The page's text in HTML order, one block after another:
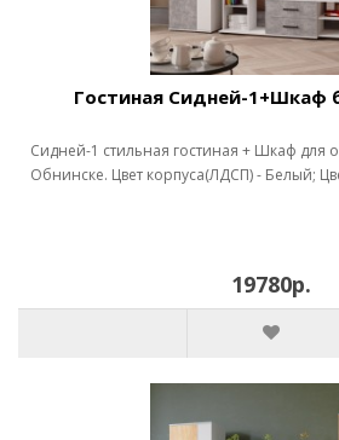
Гостиная Сидней-1+Шкаф
Сидней-1 стильная гостиная + Шкаф для
Обнинске. Цвет корпуса(ЛДСП) - Белый;
19780р.